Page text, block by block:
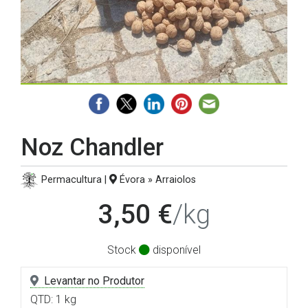
Noz Chandler
Permacultura | Évora » Arraiolos
3,50 €/kg
Stock disponível
Levantar no Produtor
QTD: 1 kg